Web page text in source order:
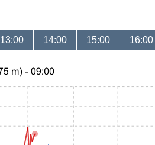
13:00 14:00 15:00 16:00